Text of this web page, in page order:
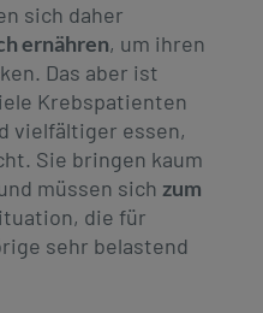
sich daher
ernähren, um ihren
Das aber ist
Krebspatienten
vielfältiger essen,
Sie bringen kaum
müssen sich zum
die für
sehr belastend